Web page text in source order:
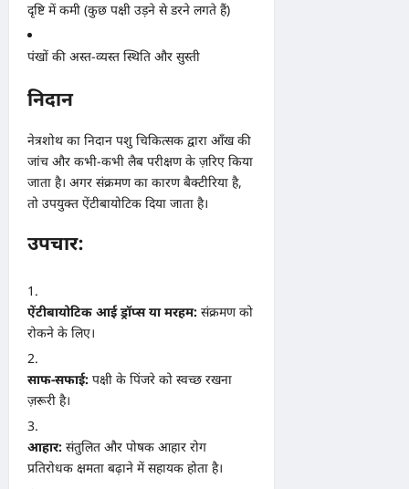
दृष्टि में कमी (कुछ पक्षी उड़ने से डरने लगते हैं)
पंखों की अस्त-व्यस्त स्थिति और सुस्ती
निदान
नेत्रशोथ का निदान पशु चिकित्सक द्वारा आँख की
जांच और कभी-कभी लैब परीक्षण के ज़रिए किया
जाता है। अगर संक्रमण का कारण बैक्टीरिया है,
तो उपयुक्त ऐंटीबायोटिक दिया जाता है।
उपचार:
ऐंटीबायोटिक आई ड्रॉप्स या मरहम: संक्रमण को
रोकने के लिए।
साफ-सफाई: पक्षी के पिंजरे को स्वच्छ रखना
ज़रूरी है।
आहार: संतुलित और पोषक आहार रोग
प्रतिरोधक क्षमता बढ़ाने में सहायक होता है।